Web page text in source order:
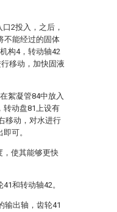
2投入，之后，
不能经过的固体
构4，转动轴42
移动，加快固液
絮凝管84中放入
转动盘81上设有
移动，对水进行
可。
，使其能够更快
和转动轴42。
输出轴，齿轮41